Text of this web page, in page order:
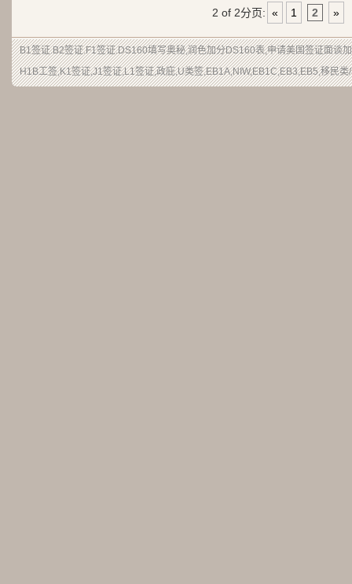
2 of 2分页: « 1 2 »
B1签证.B2签证.F1签证.DS160填写奥秘,润色加分DS160表,申请美国签证面谈
H1B工签,K1签证,J1签证,L1签证,政庇,U类签,EB1A,NIW,EB1C,EB3,EB5,移民